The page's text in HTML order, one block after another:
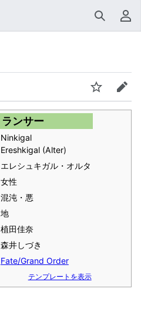
検索 利
ウォッチ編集
ランサー
Ninkigal
Ereshkigal (Alter)
エレシュキガル・オルタ
女性
混沌・悪
地
植田佳奈
森井しづき
Fate/Grand Order
テンプレートを表示